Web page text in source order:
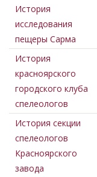
История
исследования
пещеры Сарма
История
красноярского
городского клуба
спелеологов
История секции
спелеологов
Красноярского
завода